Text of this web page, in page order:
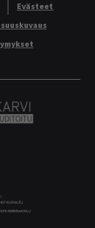
Evästeet
Alliance logo
Auditoitu logo